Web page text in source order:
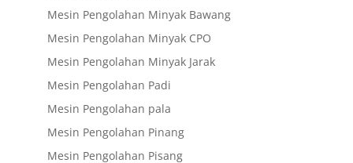
Mesin Pengolahan Minyak Bawang
Mesin Pengolahan Minyak CPO
Mesin Pengolahan Minyak Jarak
Mesin Pengolahan Padi
Mesin Pengolahan pala
Mesin Pengolahan Pinang
Mesin Pengolahan Pisang